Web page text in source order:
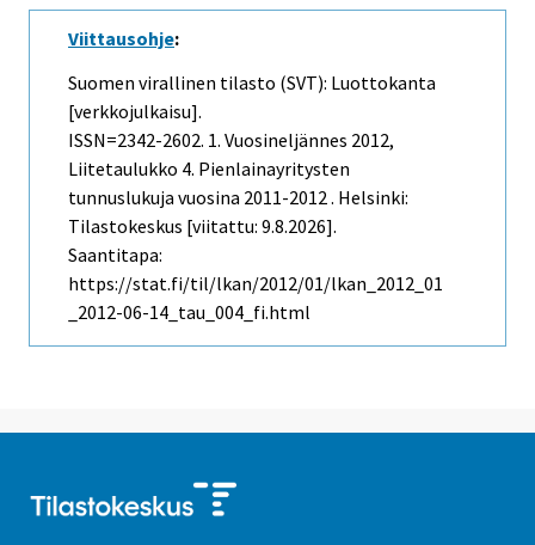
Viittausohje:
Suomen virallinen tilasto (SVT): Luottokanta
[verkkojulkaisu].
ISSN=2342-2602. 1. Vuosineljännes 2012,
Liitetaulukko 4. Pienlainayritysten
tunnuslukuja vuosina 2011-2012 . Helsinki:
Tilastokeskus [viitattu: 9.8.2026].
Saantitapa:
https://stat.fi/til/lkan/2012/01/lkan_2012_01
_2012-06-14_tau_004_fi.html